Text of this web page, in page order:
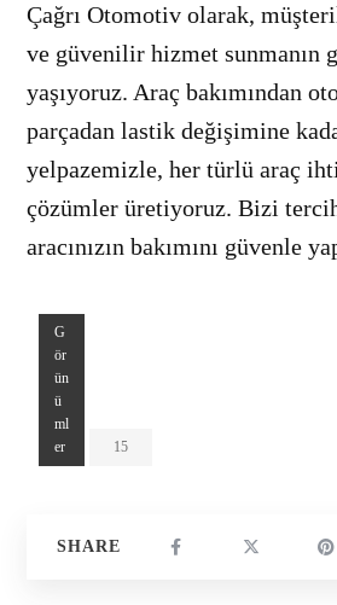
Çağrı Otomotiv olarak,
ve güvenilir hizmet sunmanın
yaşıyoruz. Araç bakımından
parçadan lastik değişimine
yelpazemizle, her türlü araç
çözümler üretiyoruz. Bizi
aracınızın bakımını güvenle
G
ör
ün
ü
ml
er
15